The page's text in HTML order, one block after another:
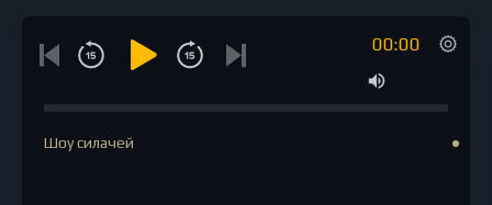
00:00
Шоу силачей